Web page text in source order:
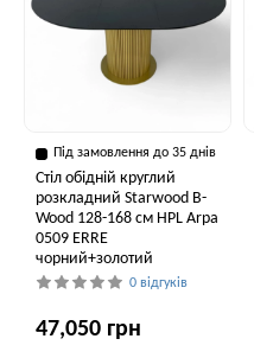
Під замовлення до 35 днів
Стіл обідній круглий
розкладний Starwood B-
Wood 128-168 см HPL Arpa
0509 ERRE
чорний+золотий
0 відгуків
47,050 грн